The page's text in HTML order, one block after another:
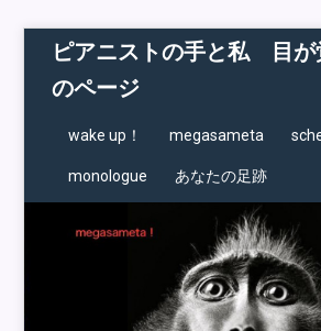
ピアニストの手と私 目が
のページ
wake up！ megasameta
monologue あなたの足跡